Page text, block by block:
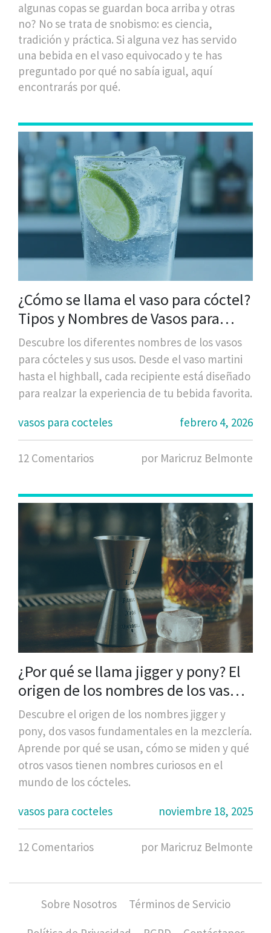
algunas copas se guardan boca arriba y otras
no? No se trata de snobismo: es ciencia,
tradición y práctica. Si alguna vez has servido
una bebida en el vaso equivocado y te has
preguntado por qué no sabía igual, aquí
encontrarás por qué.
¿Cómo se llama el vaso para cóctel?
Tipos y Nombres de Vasos para
Cócteles
Descubre los diferentes nombres de los vasos
para cócteles y sus usos. Desde el vaso martini
hasta el highball, cada recipiente está diseñado
para realzar la experiencia de tu bebida favorita.
vasos para cocteles
febrero 4, 2026
12 Comentarios por Maricruz Belmonte
¿Por qué se llama jigger y pony? El
origen de los nombres de los vasos
para cocteles
Descubre el origen de los nombres jigger y
pony, dos vasos fundamentales en la mezclería.
Aprende por qué se usan, cómo se miden y qué
otros vasos tienen nombres curiosos en el
mundo de los cócteles.
vasos para cocteles
noviembre 18, 2025
12 Comentarios por Maricruz Belmonte
Sobre Nosotros
Términos de Servicio